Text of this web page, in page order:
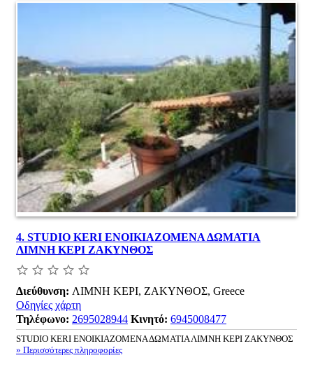
4. STUDIO KERI ΕΝΟΙΚΙΑΖΟΜΕΝΑ ΔΩΜΑΤΙΑ
ΛΙΜΝΗ ΚΕΡΙ ΖΑΚΥΝΘΟΣ
Διεύθυνση: ΛΙΜΝΗ ΚΕΡΙ, ΖΑΚΥΝΘΟΣ, Greece
Οδηγίες χάρτη
Τηλέφωνο: 2695028944 Κινητό: 6945008477
STUDIO KERI ΕΝΟΙΚΙΑΖΟΜΕΝΑ ΔΩΜΑΤΙΑ ΛΙΜΝΗ ΚΕΡΙ ΖΑΚΥΝΘΟΣ
» Περισσότερες πληροφορίες